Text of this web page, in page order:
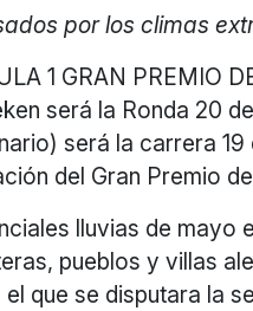
por los climas
1 GRAN PREMIO
será la Ronda 20
será la carrera
del Gran Premio
lluvias de mayo
pueblos y villas
el que se disputara la